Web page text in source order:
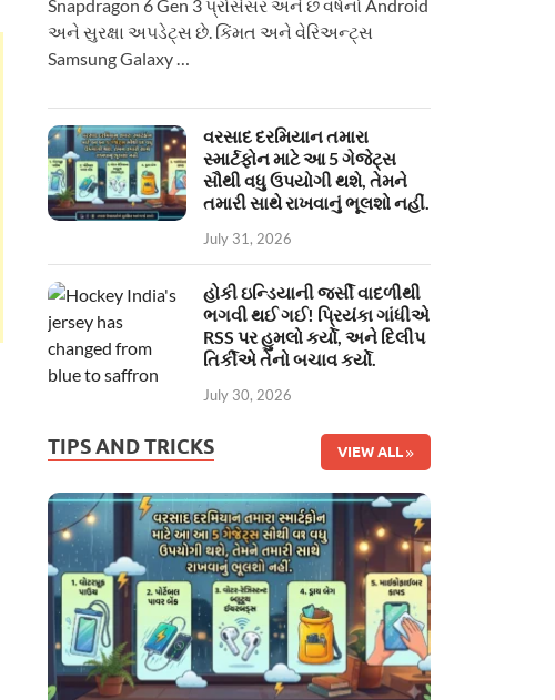
Snapdragon 6 Gen 3 પ્રોસેસર અને છ વર્ષનો Android
અને સુરક્ષા અપડેટ્સ છે. કિંમત અને વેરિઅન્ટ્સ
Samsung Galaxy …
વરસાદ દરમિયાન તમારા
સ્માર્ટફોન માટે આ 5 ગેજેટ્સ
સૌથી વધુ ઉપયોગી થશે, તેમને
તમારી સાથે રાખવાનું ભૂલશો નહીં.
July 31, 2026
હોકી ઇન્ડિયાની જર્સી વાદળીથી
ભગવી થઈ ગઈ! પ્રિયંકા ગાંધીએ
RSS પર હુમલો કર્યો, અને દિલીપ
તિર્કીએ તેનો બચાવ કર્યો.
July 30, 2026
TIPS AND TRICKS VIEW ALL